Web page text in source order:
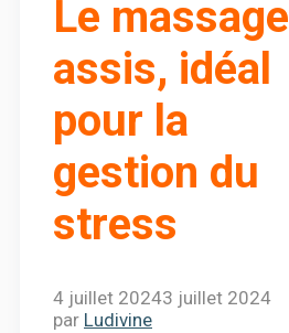
Le massage
assis, idéal
pour la
gestion du
stress
4 juillet 20243 juillet 2024
par Ludivine